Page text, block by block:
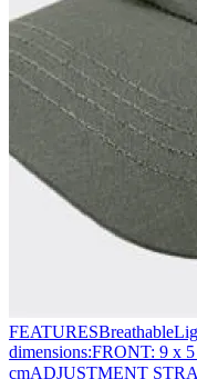
dimensions:FRONT: 9 x
cmADJUSTMENT